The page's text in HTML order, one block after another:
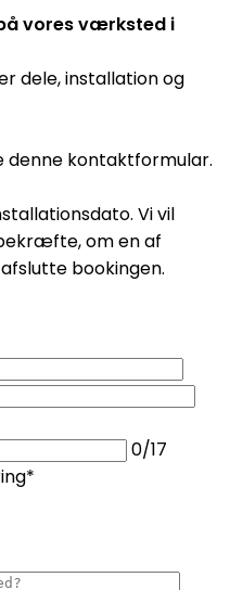
vores værksted i
dele, installation og
denne kontaktformular.
Vi vil
om en af
bookingen.
0/17